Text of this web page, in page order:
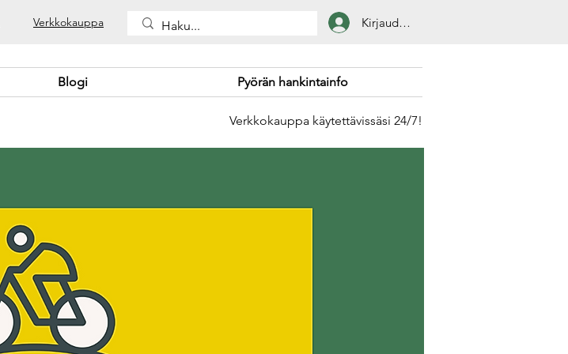
Verkkokauppa Kirjaudu sisään
Blogi Pyörän hankintainfo
Verkkokauppa käytettävissäsi 24/7!